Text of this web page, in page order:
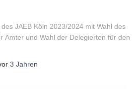
JAEB Köln 2023/2024 mit Wahl des
Ämter und Wahl der Delegierten für den
3 Jahren